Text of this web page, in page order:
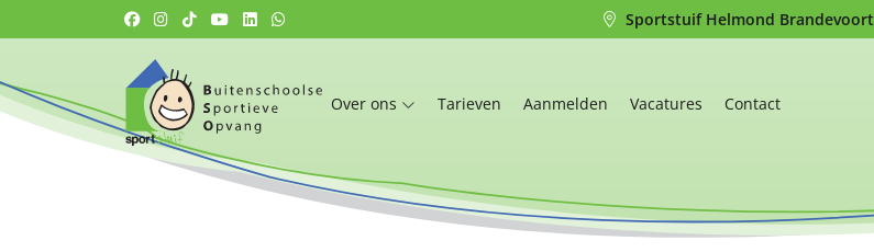
Sportstuif Helmond Brandevoort
Over ons Tarieven Aanmelden Vacatures Contact